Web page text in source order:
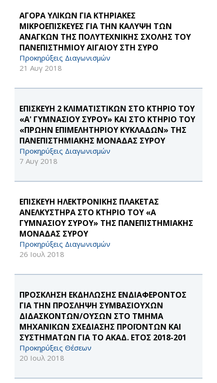
ΑΓΟΡΑ ΥΛΙΚΩΝ ΓΙΑ ΚΤΗΡΙΑΚΕΣ
ΜΙΚΡΟΕΠΙΣΚΕΥΕΣ ΓΙΑ ΤΗΝ ΚΑΛΥΨΗ ΤΩΝ
ΑΝΑΓΚΩΝ ΤΗΣ ΠΟΛΥΤΕΧΝΙΚΗΣ ΣΧΟΛΗΣ ΤΟΥ
ΠΑΝΕΠΙΣΤΗΜΙΟΥ ΑΙΓΑΙΟΥ ΣΤΗ ΣΥΡΟ
Προκηρύξεις Διαγωνισμών
21 Αυγ 2018
ΕΠΙΣΚΕΥΗ 2 ΚΛΙΜΑΤΙΣΤΙΚΩΝ ΣΤΟ ΚΤΗΡΙΟ ΤΟΥ
«Α' ΓΥΜΝΑΣΙΟΥ ΣΥΡΟΥ» ΚΑΙ ΣΤΟ ΚΤΗΡΙΟ ΤΟΥ
«ΠΡΩΗΝ ΕΠΙΜΕΛΗΤΗΡΙΟΥ ΚΥΚΛΑΔΩΝ» ΤΗΣ
ΠΑΝΕΠΙΣΤΗΜΙΑΚΗΣ ΜΟΝΑΔΑΣ ΣΥΡΟΥ
Προκηρύξεις Διαγωνισμών
7 Αυγ 2018
ΕΠΙΣΚΕΥΗ ΗΛΕΚΤΡΟΝΙΚΗΣ ΠΛΑΚΕΤΑΣ
ΑΝΕΛΚΥΣΤΗΡΑ ΣΤΟ ΚΤΗΡΙΟ ΤΟΥ «Α
ΓΥΜΝΑΣΙΟΥ ΣΥΡΟΥ» ΤΗΣ ΠΑΝΕΠΙΣΤΗΜΙΑΚΗΣ
ΜΟΝΑΔΑΣ ΣΥΡΟΥ
Προκηρύξεις Διαγωνισμών
26 Ιουλ 2018
ΠΡΟΣΚΛΗΣΗ ΕΚΔΗΛΩΣΗΣ ΕΝΔΙΑΦΕΡΟΝΤΟΣ
ΓΙΑ ΤΗΝ ΠΡΟΣΛΗΨΗ ΣΥΜΒΑΣΙΟΥΧΩΝ
ΔΙΔΑΣΚΟΝΤΩΝ/ΟΥΣΩΝ ΣΤΟ ΤΜΗΜΑ
ΜΗΧΑΝΙΚΩΝ ΣΧΕΔΙΑΣΗΣ ΠΡΟΪΟΝΤΩΝ ΚΑΙ
ΣΥΣΤΗΜΑΤΩΝ ΓΙΑ ΤΟ ΑΚΑΔ. ΕΤΟΣ 2018-201
Προκηρύξεις Θέσεων
20 Ιουλ 2018